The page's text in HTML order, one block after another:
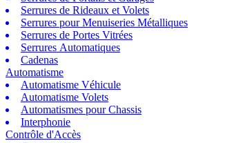
Serrures de Rideaux et Volets
Serrures pour Menuiseries Métalliques
Serrures de Portes Vitrées
Serrures Automatiques
Cadenas
Automatisme
Automatisme Véhicule
Automatisme Volets
Automatismes pour Chassis
Interphonie
Contrôle d'Accès